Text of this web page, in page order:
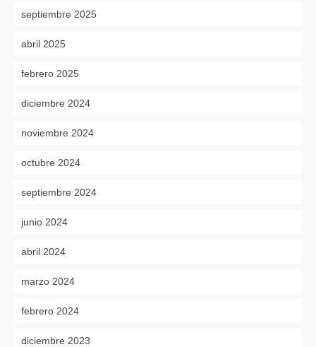
septiembre 2025
abril 2025
febrero 2025
diciembre 2024
noviembre 2024
octubre 2024
septiembre 2024
junio 2024
abril 2024
marzo 2024
febrero 2024
diciembre 2023